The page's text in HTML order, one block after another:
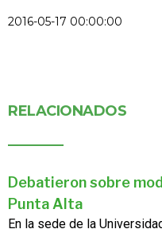
2016-05-17 00:00:00
RELACIONADOS
Debatieron sobre
Punta Alta
En la sede de la